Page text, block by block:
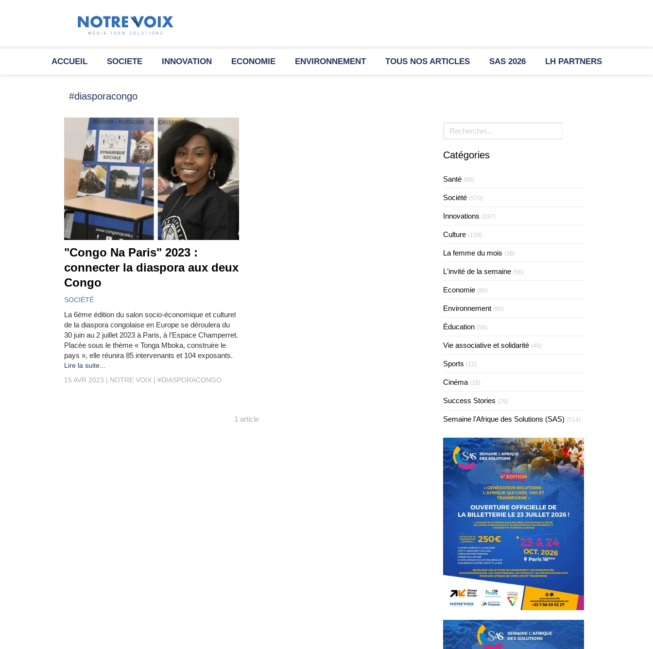
ACCUEIL SOCIETE INNOVATION ECONOMIE ENVIRONNEMENT TOUS NOS ARTICLES SAS 2026 LH PARTNERS
#diasporacongo
"Congo Na Paris" 2023 :
connecter la diaspora aux deux
Congo
SOCIÉTÉ
La 6ème édition du salon socio-économique et culturel
de la diaspora congolaise en Europe se déroulera du
30 juin au 2 juillet 2023 à Paris, à l’Espace Champerret.
Placée sous le thème « Tonga Mboka, construire le
pays », elle réunira 85 intervenants et 104 exposants.
Lire la suite...
15 AVR 2023
NOTRE VOIX #DIASPORACONGO
1 article
Rechercher
Catégories
Santé (80)
Société (570)
Innovations (197)
Culture (109)
La femme du mois (38)
L'invité de la semaine (56)
Economie (89)
Environnement (60)
Éducation (56)
Vie associative et solidarité (46)
Sports (12)
Cinéma (18)
Success Stories (29)
Semaine l'Afrique des Solutions (SAS) (514)